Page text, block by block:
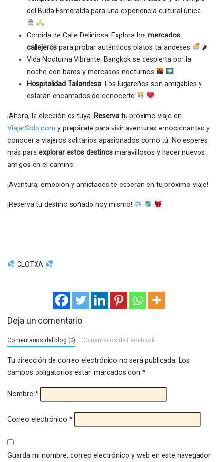
del Buda Esmeralda para una experiencia cultural única
Comida de Calle Deliciosa: Explora los mercados
callejeros para probar auténticos platos tailandeses
🌶
Vida Nocturna Vibrante: Bangkok se despierta por la
noche con bares y mercados nocturnos
Hospitalidad Tailandesa: Los lugareños son amigables y
estarán encantados de conocerte
¡Ahora, la elección es tuya! Reserva tu próximo viaje en
ViajarSolo.com y prepárate para vivir aventuras emocionantes y
conocer a viajeros solitarios apasionados como tú. No esperes
más para explorar estos destinos maravillosos y hacer nuevos
amigos en el camino.
¡Aventura, emoción y amistades te esperan en tu próximo viaje!
¡Reserva tu destino soñado hoy mismo!
CLOTXA
Deja un comentario
Comentarios del blog (0) Comentarios de Facebook
Tu dirección de correo electrónico no será publicada. Los
campos obligatorios están marcados con *
Nombre *
Correo electrónico *
Guarda mi nombre, correo electrónico y web en este navegador